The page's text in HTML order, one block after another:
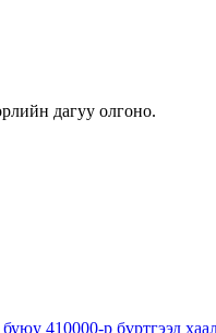
дагуу олгоно.